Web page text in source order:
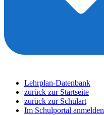
Lehrplan-Datenbank
zurück zur Startseite
zurück zur Schulart
Im Schulportal anmelden